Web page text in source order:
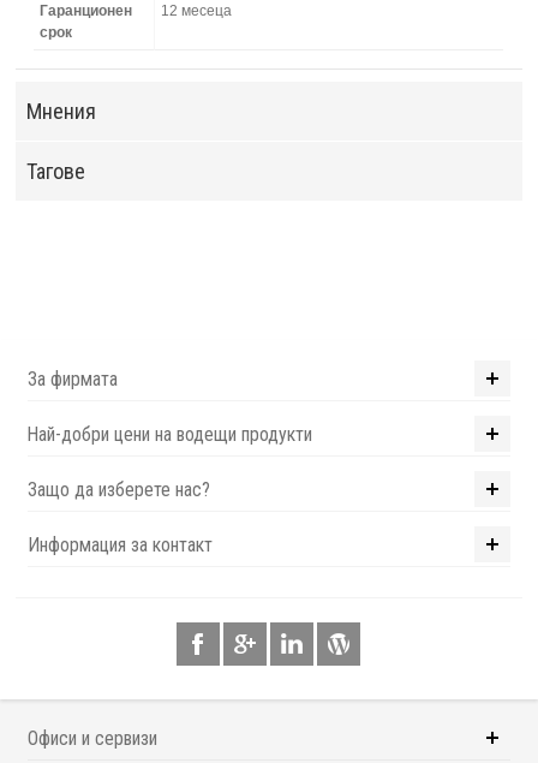
Гаранционен
срок
12 месеца
Мнения
Тагове
За фирмата
Най-добри цени на водещи продукти
Защо да изберете нас?
Информация за контакт
Офиси и сервизи